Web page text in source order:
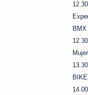
BMX
Mujer